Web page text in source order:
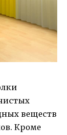
веществ
Кроме